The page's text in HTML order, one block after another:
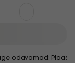
odavamad: